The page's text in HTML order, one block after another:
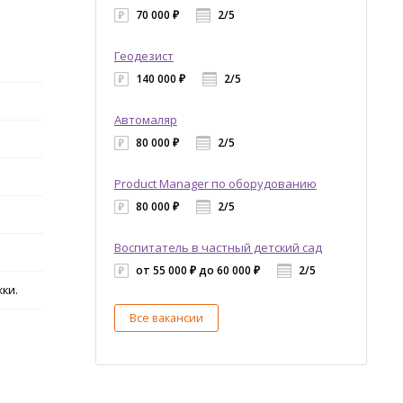
70 000 ₽ 2/5
Геодезист
140 000 ₽ 2/5
Автомаляр
80 000 ₽ 2/5
Product Manager по оборудованию
80 000 ₽ 2/5
Воспитатель в частный детский сад
от 55 000 ₽ до 60 000 ₽ 2/5
Все вакансии